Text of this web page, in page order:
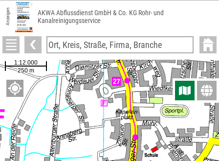
Anzeigen
AKWA Abflussdienst GmbH & Co. KG Rohr- und
Kanalreinigungsservice